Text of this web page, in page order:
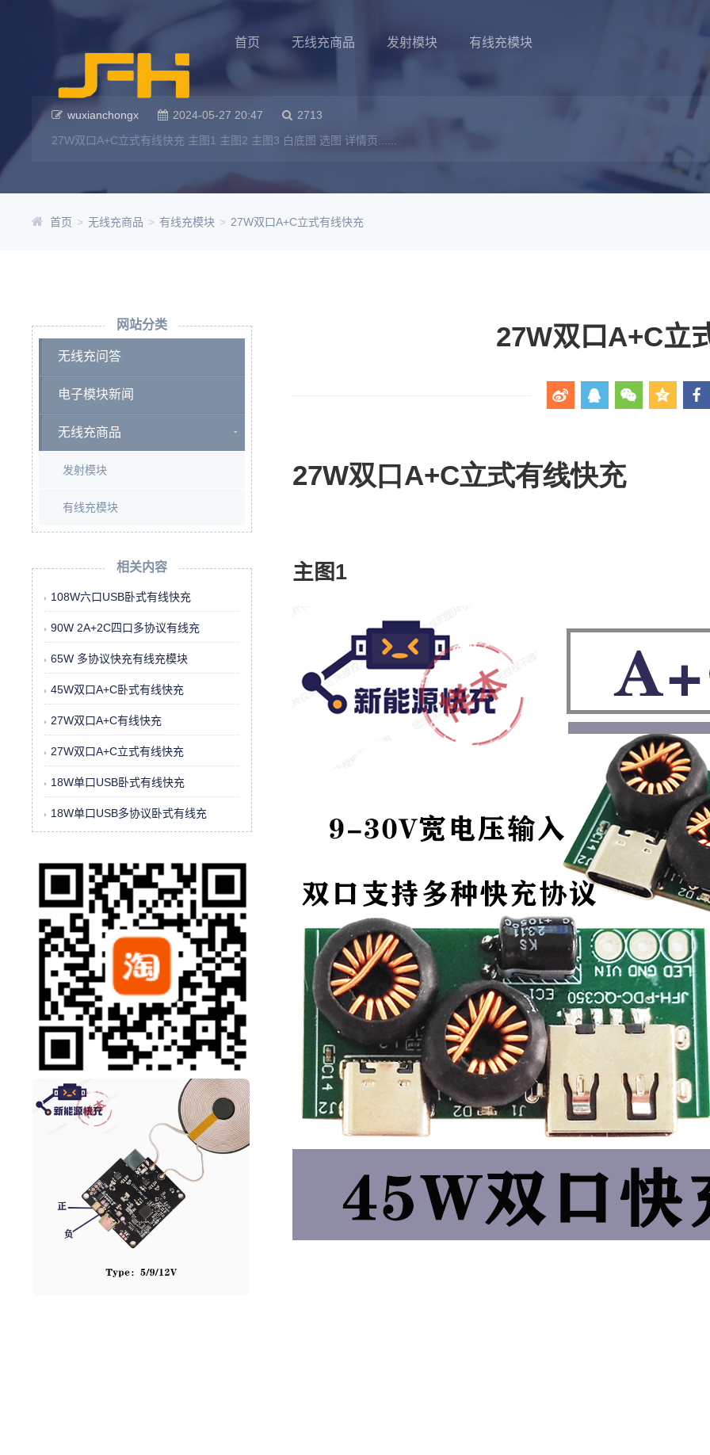
首页 无线充商品 发射模块 有线充模块
wuxianchongx 2024-05-27 20:47
2713
27W双口A+C立式有线快充 主图1 主图2 主图3 白底图 选图 详情页......
首页 > 无线充商品 > 有线充模块 > 27W双口A+C立式有线快充
网站分类
无线充问答
电子模块新闻
无线充商品
发射模块
有线充模块
相关内容
108W六口USB卧式有线快充
90W 2A+2C四口多协议有线充
65W 多协议快充有线充模块
45W双口A+C卧式有线快充
27W双口A+C有线快充
27W双口A+C立式有线快充
18W单口USB卧式有线快充
18W单口USB多协议卧式有线充
27W双口A+C立
27W双口A+C立式有线快充
主图1